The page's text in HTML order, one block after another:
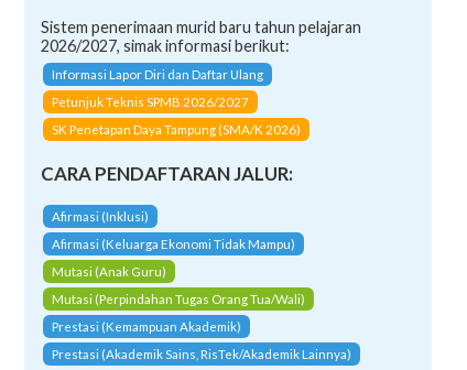
Sistem penerimaan murid baru tahun pelajaran
2026/2027, simak informasi berikut:
Informasi Lapor Diri dan Daftar Ulang
Petunjuk Teknis SPMB 2026/2027
SK Penetapan Daya Tampung (SMA/K 2026)
CARA PENDAFTARAN JALUR:
Afirmasi (Inklusi)
Afirmasi (Keluarga Ekonomi Tidak Mampu)
Mutasi (Anak Guru)
Mutasi (Perpindahan Tugas Orang Tua/Wali)
Prestasi (Kemampuan Akademik)
Prestasi (Akademik Sains, RisTek/Akademik Lainnya)